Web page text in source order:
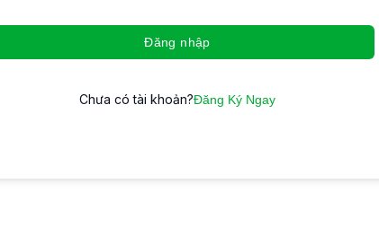
Đăng nhập
Chưa có tài khoản?Đăng Ký Ngay